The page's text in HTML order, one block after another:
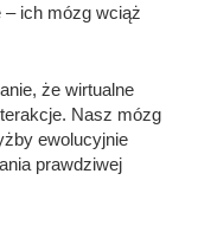
– ich mózg wciąż
że wirtualne
Nasz mózg
ewolucyjnie
prawdziwej